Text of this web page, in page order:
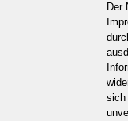
Der
sich